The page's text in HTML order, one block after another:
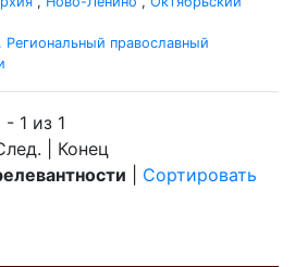
Региональный православный
- 1 из 1
| Конец
Сортировать